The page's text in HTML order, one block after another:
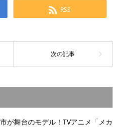
RSS
が舞台のモデル！TVアニメ「メカ